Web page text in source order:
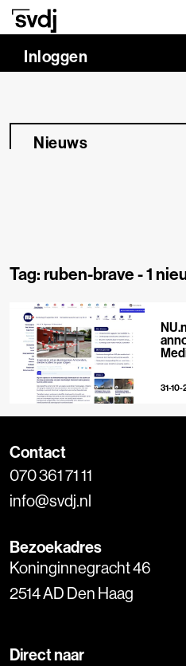
Naar hoofdinhoud
Inloggen
Nieuws
Tag: ruben-brave -1
31-10-
Contact
070 361 71 11
info@svdj.nl
Bezoekadres
Koninginnegracht 46
2514 AD Den Haag
Direct naar